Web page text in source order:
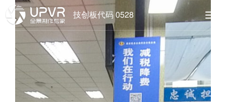
技创板代码 0528